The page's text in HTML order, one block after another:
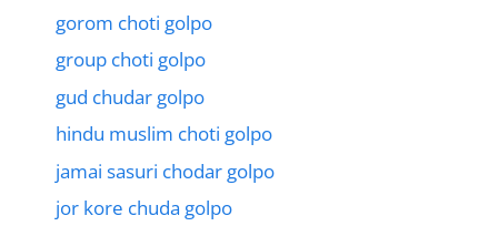
gorom choti golpo
group choti golpo
gud chudar golpo
hindu muslim choti golpo
jamai sasuri chodar golpo
jor kore chuda golpo